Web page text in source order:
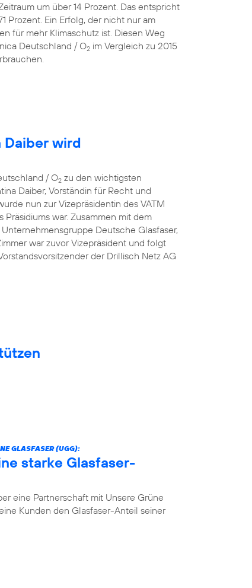
um über 14 Prozent. Das entspricht
Prozent. Ein Erfolg, der nicht nur am
für mehr Klimaschutz ist. Diesen Weg
Deutschland / O2 im Vergleich zu 2015
Daiber wird
/ O2 zu den wichtigsten
Daiber, Vorständin für Recht und
nun zur Vizepräsidentin des VATM
war. Zusammen mit dem
Deutsche Glasfaser,
war zuvor Vizepräsident und folgt
der Drillisch Netz AG
GLASFASER (UGG):
starke Glasfaser-
eine Partnerschaft mit Unsere Grüne
Kunden den Glasfaser-Anteil seiner